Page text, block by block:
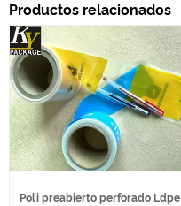
Productos relacionados
Poli preabierto perforado Ldpe